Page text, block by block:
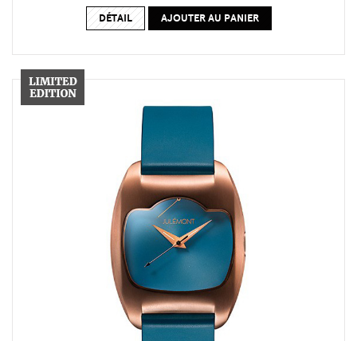
DÉTAIL AJOUTER AU PANIER